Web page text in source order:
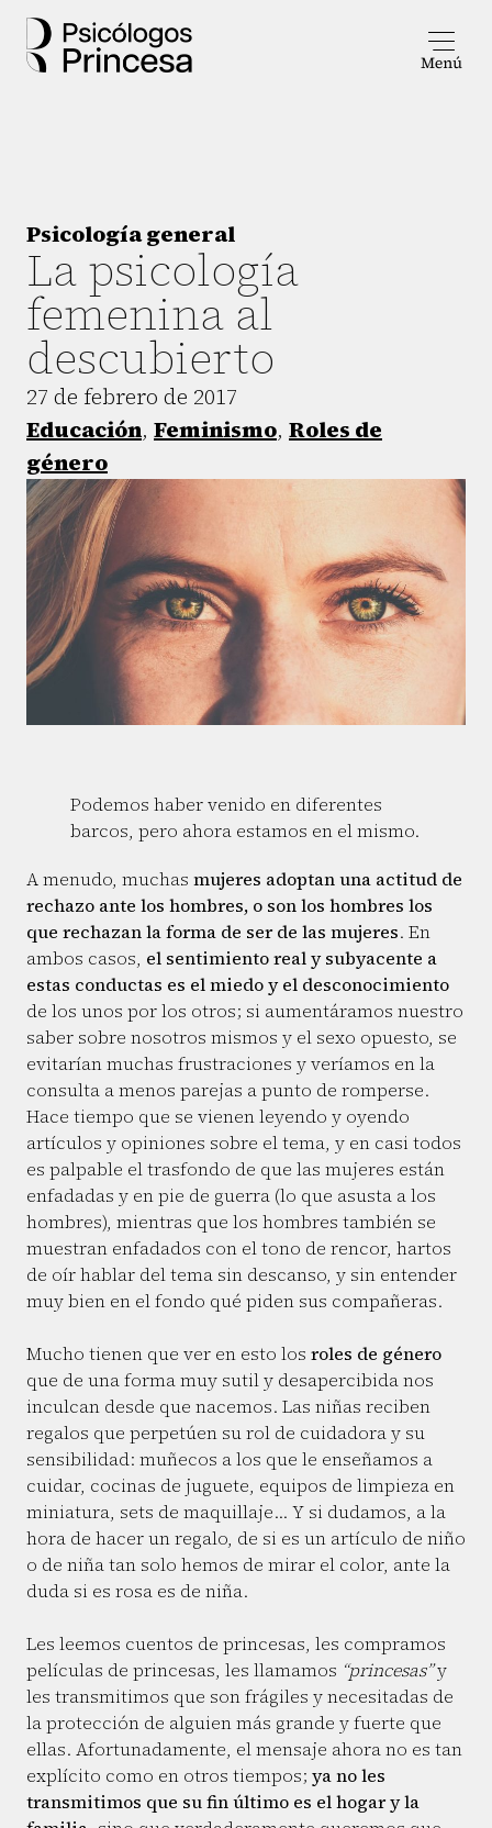
Psicología general
La psicología
femenina al
descubierto
27 de febrero de 2017
Educación, Feminismo, Roles de
género
Podemos haber venido en diferentes
barcos, pero ahora estamos en el mismo.
A menudo, muchas mujeres adoptan una actitud de
rechazo ante los hombres, o son los hombres los
que rechazan la forma de ser de las mujeres. En
ambos casos, el sentimiento real y subyacente a
estas conductas es el miedo y el desconocimiento
de los unos por los otros; si aumentáramos nuestro
saber sobre nosotros mismos y el sexo opuesto, se
evitarían muchas frustraciones y veríamos en la
consulta a menos parejas a punto de romperse.
Hace tiempo que se vienen leyendo y oyendo
artículos y opiniones sobre el tema, y en casi todos
es palpable el trasfondo de que las mujeres están
enfadadas y en pie de guerra (lo que asusta a los
hombres), mientras que los hombres también se
muestran enfadados con el tono de rencor, hartos
de oír hablar del tema sin descanso, y sin entender
muy bien en el fondo qué piden sus compañeras.
Mucho tienen que ver en esto los roles de género
que de una forma muy sutil y desapercibida nos
inculcan desde que nacemos. Las niñas reciben
regalos que perpetúen su rol de cuidadora y su
sensibilidad: muñecos a los que le enseñamos a
cuidar, cocinas de juguete, equipos de limpieza en
miniatura, sets de maquillaje… Y si dudamos, a la
hora de hacer un regalo, de si es un artículo de niño
o de niña tan solo hemos de mirar el color, ante la
duda si es rosa es de niña.
Les leemos cuentos de princesas, les compramos
películas de princesas, les llamamos “princesas”y
les transmitimos que son frágiles y necesitadas de
la protección de alguien más grande y fuerte que
ellas. Afortunadamente, el mensaje ahora no es tan
explícito como en otros tiempos; ya no les
transmitimos que su fin último es el hogar y la